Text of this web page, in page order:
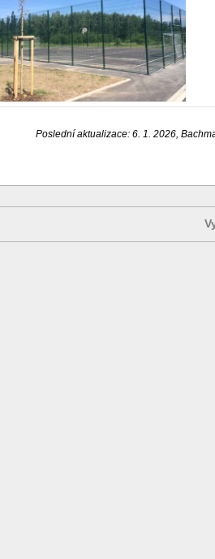
Poslední aktualizace: 6. 1. 2026,